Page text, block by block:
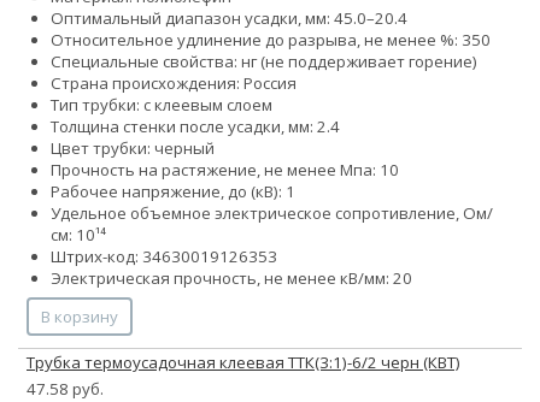
Оптимальный диапазон усадки, мм: 45.0–20.4
Относительное удлинение до разрыва, не менее %: 350
Специальные свойства: нг (не поддерживает горение)
Страна происхождения: Россия
Тип трубки: с клеевым слоем
Толщина стенки после усадки, мм: 2.4
Цвет трубки: черный
Прочность на растяжение, не менее Мпа: 10
Рабочее напряжение, до (кВ): 1
Удельное объемное электрическое сопротивление, Ом/
см: 10¹⁴
Штрих-код: 34630019126353
Электрическая прочность, не менее кВ/мм: 20
В корзину
Трубка термоусадочная клеевая ТТК(3:1)-6/2 черн (КВТ)
47.58 руб.